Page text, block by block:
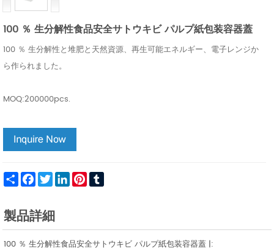
100 ％ 生分解性食品安全サトウキビ パルプ紙包装容器蓋
100 ％ 生分解性と堆肥と天然資源、再生可能エネルギー、電子レンジか
ら作られました。
MOQ:200000pcs.
Share FacebookTwitterLinkedInPinterest
製品詳細
100 ％ 生分解性食品安全サトウキビ パルプ紙包装容器蓋 |: